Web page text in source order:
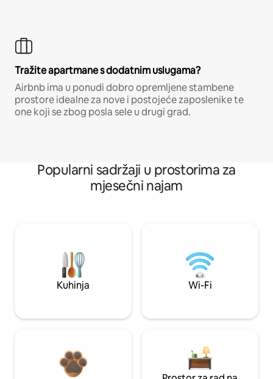
Tražite apartmane s dodatnim uslugama?
Airbnb ima u ponudi dobro opremljene stambene
prostore idealne za nove i postojeće zaposlenike te
one koji se zbog posla sele u drugi grad.
Popularni sadržaji u prostorima za
mjesečni najam
Kuhinja Wi-Fi